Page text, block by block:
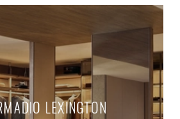
LEXINGTON